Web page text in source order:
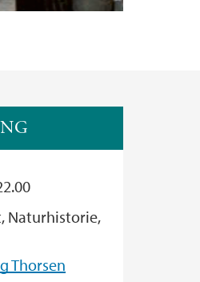
Naturhistorie,
Thorsen